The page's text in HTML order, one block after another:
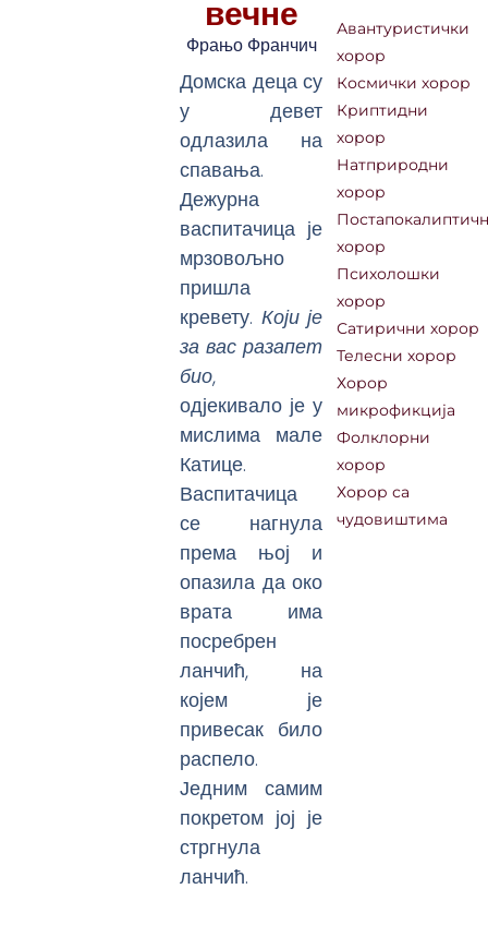
вечне
Фрањо Франчич
Домска деца су
у девет
одлазила на
спавања.
Дежурна
васпитачица је
мрзовољно
пришла
кревету. Који је
за вас разапет
био,
одјекивало је у
мислима мале
Катице.
Васпитачица
се нагнула
према њој и
опазила да око
врата има
посребрен
ланчић, на
којем је
привесак било
распело.
Једним самим
покретом јој је
стргнула
ланчић.
Авантуристички
хорор
Космички хорор
Криптидни
хорор
Натприродни
хорор
хорор
Психолошки
хорор
Сатирични хорор
Телесни хорор
Хорор
микрофикција
Фолклорни
хорор
Хорор са
чудовиштима